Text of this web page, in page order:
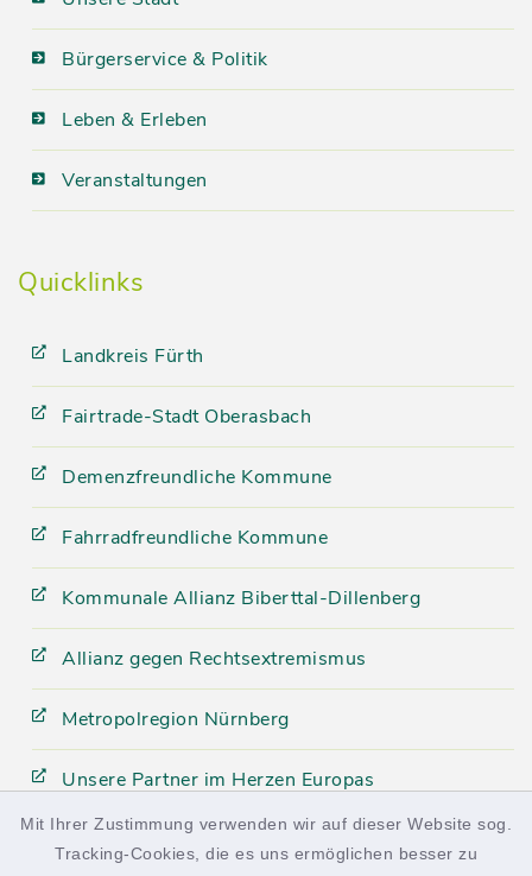
Mit Ihrer Zustimmung verwenden wir auf dieser Website sog.
Tracking-Cookies, die es uns ermöglichen besser zu
Bürgerservice & Politik
Leben & Erleben
Veranstaltungen
Quicklinks
Landkreis Fürth
Fairtrade-Stadt Oberasbach
Demenzfreundliche Kommune
Fahrradfreundliche Kommune
Kommunale Allianz Biberttal-Dillenberg
Allianz gegen Rechtsextremismus
Metropolregion Nürnberg
Unsere Partner im Herzen Europas